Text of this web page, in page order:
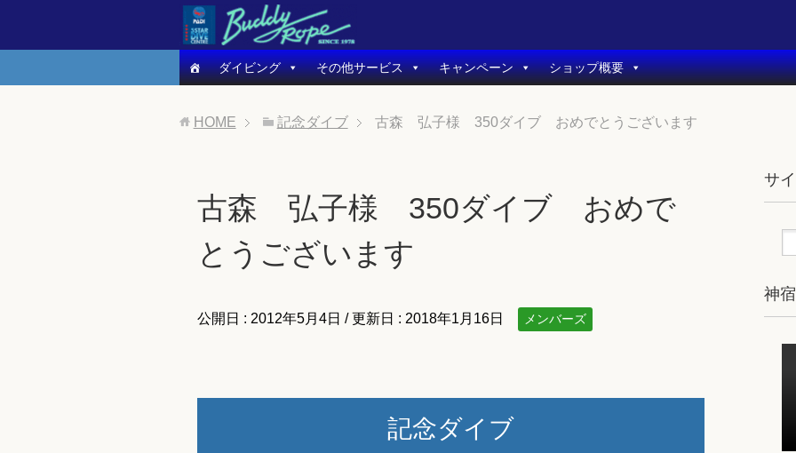
ダイビング その他サービス キャンペーン ショップ概要
HOME 記念ダイブ 古森 弘子様 350ダイブ おめでとうございます
古森 弘子様 350ダイブ おめで
とうございます
公開日 : 2012年5月4日 / 更新日 : 2018年1月16日 メンバーズ
記念ダイブ
サ
神